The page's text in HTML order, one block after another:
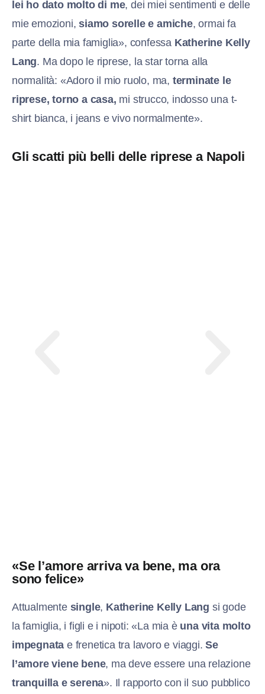
lei ho dato molto di me, dei miei sentimenti e delle
mie emozioni,siamo sorelle e amiche, ormai fa
parte della mia famiglia», confessa Katherine Kelly
Lang. Ma dopo le riprese, la star torna alla
normalità: «Adoro il mio ruolo, ma, terminate le
riprese, torno a casa, mi strucco, indosso una t-
shirt bianca, i jeans e vivo normalmente».
Gli scatti più belli delle riprese a Napoli
«Se l’amore arriva va bene, ma ora
sono felice»
Attualmente single, Katherine Kelly Lang si gode
la famiglia, i figli e i nipoti: «La mia è una vita molto
impegnatae frenetica tra lavoro e viaggi.Se
l’amore viene bene, ma deve essere una relazione
tranquilla e serena». Il rapporto con il suo pubblico